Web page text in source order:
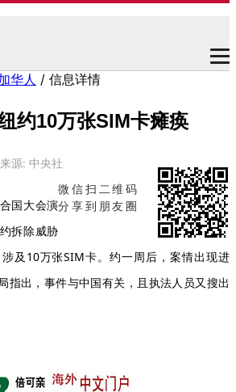
华人 / 信息详情
约10万张SIM卡瘫痪
来源: 中央社
微信扫二维码
分享到朋友圈
国大会演
拆除威胁
及10万张SIM卡。约一周后，案情出现进
指出，事件与中国有关，且执法人员又搜出